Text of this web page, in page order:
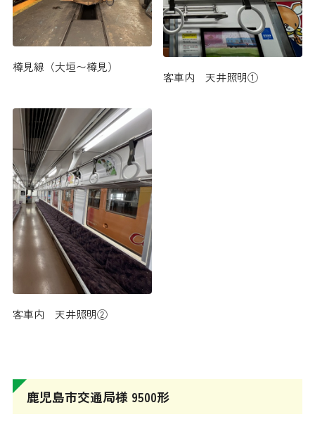
樽見線（大垣〜樽見）
客車内 天井照明①
客車内 天井照明②
鹿児島市交通局様 9500形